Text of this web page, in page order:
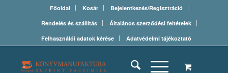
Főoldal Kosár
Bejelentkezés/Regisztráció
Rendelés és szállítás
Általános szerződési feltételek
Felhasználói adatok kérése
Adatvédelmi tájékoztató